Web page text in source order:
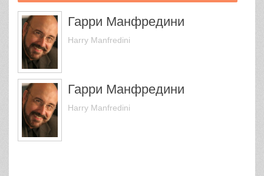
Гарри Манфредини
Harry Manfredini
Гарри Манфредини
Harry Manfredini